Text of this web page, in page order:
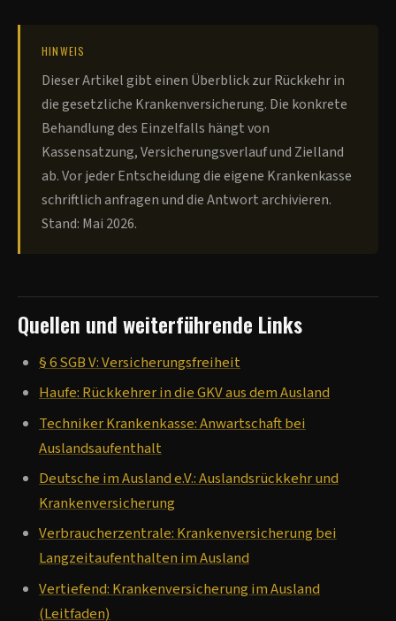
HINWEIS
Dieser Artikel gibt einen Überblick zur Rückkehr in
die gesetzliche Krankenversicherung. Die konkrete
Behandlung des Einzelfalls hängt von
Kassensatzung, Versicherungsverlauf und Zielland
ab. Vor jeder Entscheidung die eigene Krankenkasse
schriftlich anfragen und die Antwort archivieren.
Stand: Mai 2026.
Quellen und weiterführende Links
§ 6 SGB V: Versicherungsfreiheit
Haufe: Rückkehrer in die GKV aus dem Ausland
Techniker Krankenkasse: Anwartschaft bei
Auslandsaufenthalt
Deutsche im Ausland e.V.: Auslandsrückkehr und
Krankenversicherung
Verbraucherzentrale: Krankenversicherung bei
Langzeitaufenthalten im Ausland
Vertiefend: Krankenversicherung im Ausland
(Leitfaden)